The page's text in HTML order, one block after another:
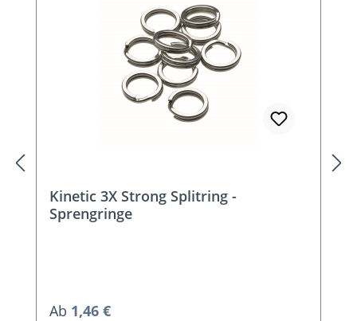
Kinetic 3X Strong Splitring -
Sprengringe
Regulärer Preis:
Ab 1,46 €